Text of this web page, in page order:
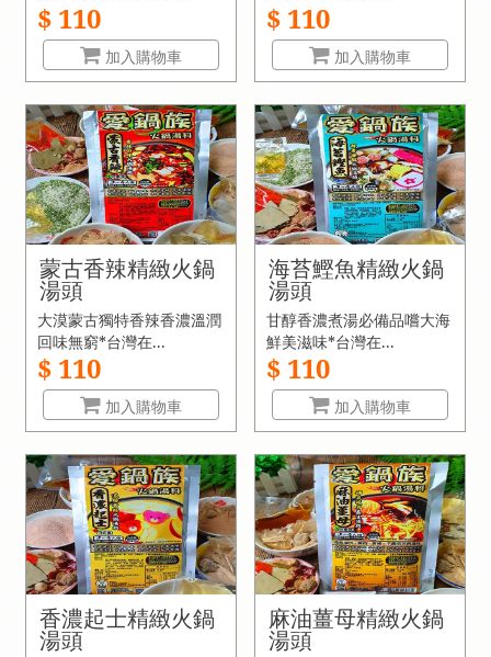
$ 110
加入購物車
$ 110
加入購物車
蒙古香辣精緻火鍋
湯頭
大漠蒙古獨特香辣香濃溫潤
回味無窮*台灣在...
$ 110
加入購物車
海苔鰹魚精緻火鍋
湯頭
甘醇香濃煮湯必備品嚐大海
鮮美滋味*台灣在...
$ 110
加入購物車
香濃起士精緻火鍋
湯頭
麻油薑母精緻火鍋
湯頭